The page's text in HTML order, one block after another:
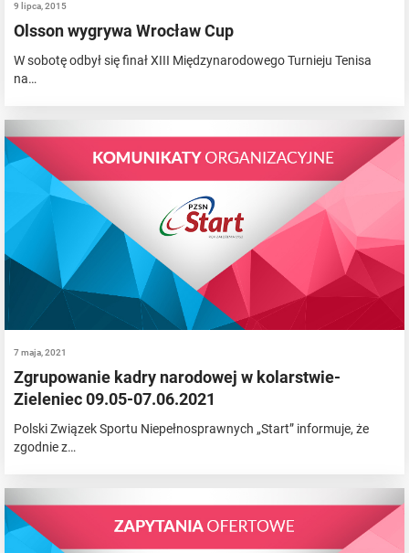
9 lipca, 2015
Olsson wygrywa Wrocław Cup
W sobotę odbył się finał XIII Międzynarodowego Turnieju Tenisa
na…
7 maja, 2021
Zgrupowanie kadry narodowej w kolarstwie-
Zieleniec 09.05-07.06.2021
Polski Związek Sportu Niepełnosprawnych „Start” informuje, że
zgodnie z…